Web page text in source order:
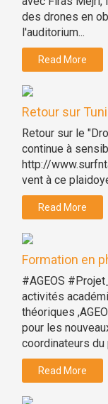
des drones en
l'auditorium...
Read More
Retour sur
Retour sur le
continue à
http://
vent à ce
Read More
Formation en
#AGEOS
activités
théoriques
pour les
coordinateurs du
Read More